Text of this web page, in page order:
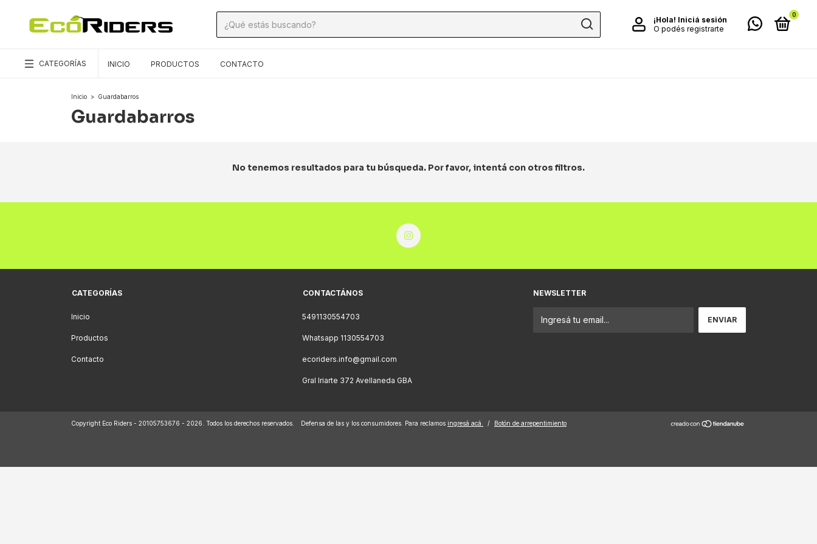
¡Hola! Iniciá sesión
O podés registrarte
0
CATEGORÍAS INICIO PRODUCTOS CONTACTO
Inicio > Guardabarros
Guardabarros
No tenemos resultados para tu búsqueda. Por favor, intentá con otros filtros.
CATEGORÍAS
Inicio
Productos
Contacto
CONTACTÁNOS
5491130554703
Whatsapp 1130554703
ecoriders.info@gmail.com
Gral Iriarte 372 Avellaneda GBA
NEWSLETTER
Copyright Eco Riders - 20105753676 - 2026. Todos los derechos reservados. Defensa de las y los consumidores. Para reclamos ingresá acá. / Botón de arrepentimiento